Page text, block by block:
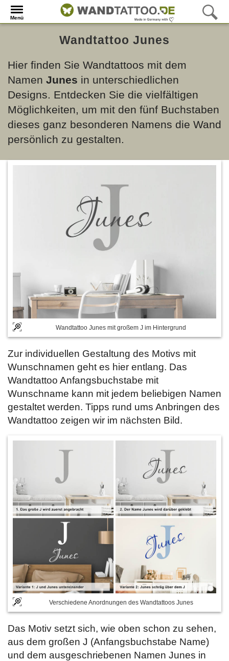
Menü
Wandtattoo Junes
Hier finden Sie Wandtattoos mit dem
Namen Junes in unterschiedlichen
Designs. Entdecken Sie die vielfältigen
Möglichkeiten, um mit den fünf Buchstaben
dieses ganz besonderen Namens die Wand
persönlich zu gestalten.
Wandtattoo Junes mit großem J im Hintergrund
Zur individuellen Gestaltung des Motivs mit
Wunschnamen geht es hier entlang. Das
Wandtattoo Anfangsbuchstabe mit
Wunschname kann mit jedem beliebigen Namen
gestaltet werden. Tipps rund ums Anbringen des
Wandtattoo zeigen wir im nächsten Bild.
Verschiedene Anordnungen des Wandtattoos Junes
Das Motiv setzt sich, wie oben schon zu sehen,
aus dem großen J (Anfangsbuchstabe Name)
und dem ausgeschriebenen Namen Junes in